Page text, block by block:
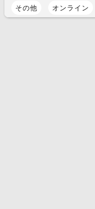
その他 オンライン